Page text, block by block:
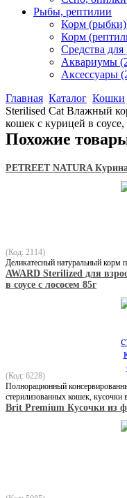
Рыбы, рептилии
Корм (рыбки)
Корм
Средства для
Аквариумы
Аксессуары
Главная Каталог Кошки
Sterilised Cat Влажный
кошек с курицей в соусе,
Похожие
PETREET NATURA
(Код: 2114)
Деликатесный натуральный корм
AWARD Sterilized для
в соусе с лососем 85г
(Код: 6228)
Полнорационный
стерилизованных кошек, кусочки
Brit Premium Кусочки из